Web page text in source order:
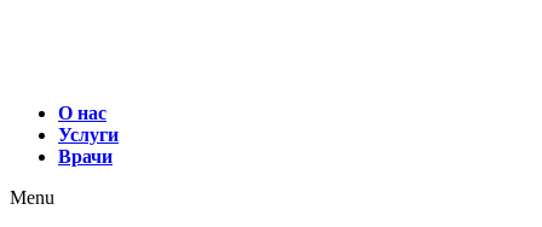
О нас
Услуги
Врачи
Menu